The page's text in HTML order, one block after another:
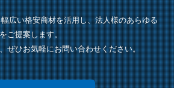
広い格安商材を活用し、法人様のあらゆる
ご提案します。
ぜひお気軽にお問い合わせください。